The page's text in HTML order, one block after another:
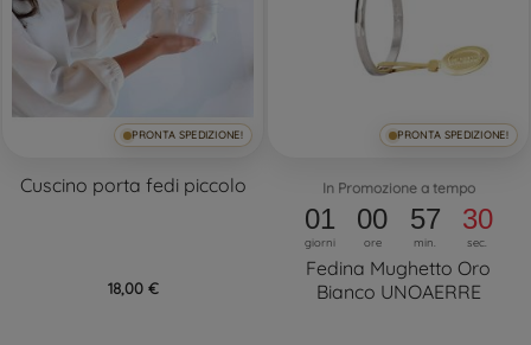
PRONTA SPEDIZIONE!
Cuscino porta fedi piccolo
18,00 €
PRONTA SPEDIZIONE!
In Promozione a tempo
01
giorni
00
ore
57
min.
30
sec.
Fedina Mughetto Oro
Bianco UNOAERRE